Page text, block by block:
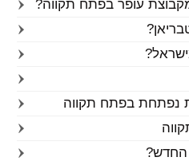
עופר בפתח תקווה?
נפתחת בפתח תקווה
החדש?